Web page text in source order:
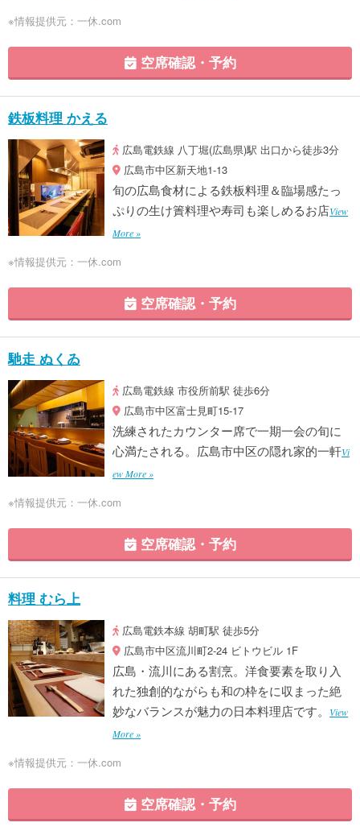
※情報提供元：一休.com
空席確認・予約
鉄板料理 かえる
広島電鉄線 八丁堀(広島県)駅 出口から徒歩3分
広島市中区新天地1-13
旬の広島食材による鉄板料理＆臨場感たっ
ぷりの生け簀料理や寿司も楽しめるお店View
More »
※情報提供元：一休.com
空席確認・予約
馳走 ぬくゐ
広島電鉄線 市役所前駅 徒歩6分
広島市中区富士見町15-17
洗練されたカウンター席で一期一会の旬に
心満たされる。広島市中区の隠れ家的一軒Vi
ew More »
※情報提供元：一休.com
空席確認・予約
料理 むら上
広島電鉄本線 胡町駅 徒歩5分
広島市中区流川町2-24 ビトウビル 1F
広島・流川にある割烹。洋食要素を取り入
れた独創的ながらも和の枠をに収まった絶
妙なバランスが魅力の日本料理店です。
View
More »
※情報提供元：一休.com
空席確認・予約